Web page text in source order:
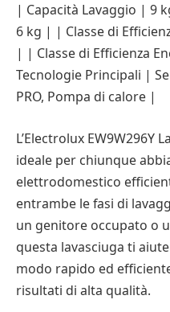
| Capacità Lavaggio | 9
6 kg | | Classe di
| | Classe di Efficienza
Tecnologie Principali |
PRO, Pompa di calore |
L’Electrolux EW9W296Y
ideale per chiunque
elettrodomestico
entrambe le fasi di
un genitore occupato o
questa lavasciuga ti
modo rapido ed
risultati di alta qualità.